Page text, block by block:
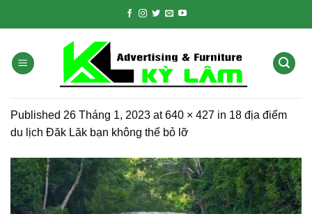
Published 26 Tháng 1, 2023 at640 × 427 in 18 địa điểm
du lịch Đăk Lăk bạn không thể bỏ lỡ